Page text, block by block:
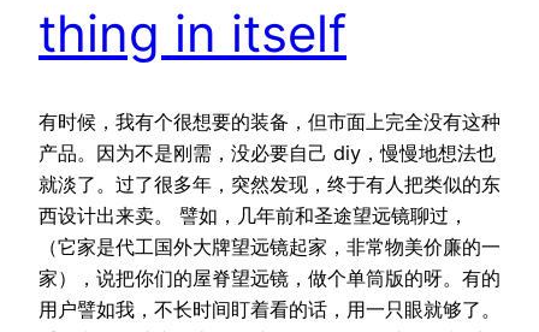
thing in itself
有时候，我有个很想要的装备，但市面上完全没有这种
产品。因为不是刚需，没必要自己 diy，慢慢地想法也
就淡了。过了很多年，突然发现，终于有人把类似的东
西设计出来卖。 譬如，几年前和圣途望远镜聊过，
（它家是代工国外大牌望远镜起家，非常物美价廉的一
家），说把你们的屋脊望远镜，做个单筒版的呀。有的
用户譬如我，不长时间盯着看的话，用一只眼就够了。